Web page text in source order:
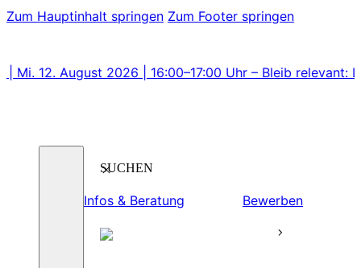
Zum Hauptinhalt springen Zum Footer springen
August 2026 | 16:00–17:00 Uhr – Bleib relevant: Lerne
Suchen
Infos & Beratung
Bewerben